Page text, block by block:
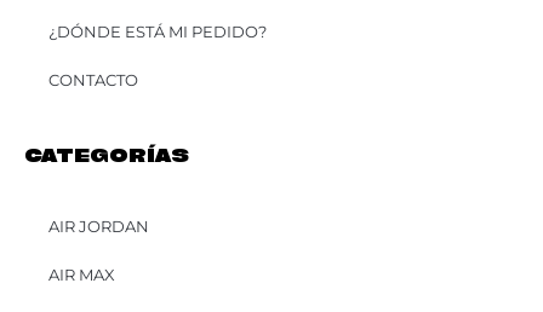
¿DÓNDE ESTÁ MI PEDIDO?
CONTACTO
CATEGORÍAS
AIR JORDAN
AIR MAX